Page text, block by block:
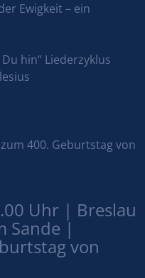
Ewigkeit – ein
hin“ Liederzyklus
400. Geburtstag von
Uhr | Breslau
Sande |
von